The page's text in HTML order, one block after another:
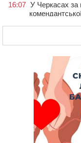
16:07 У Черкасах за
15:12 На
На Черкащині
під охорону
У Смілі біля
загинула жінка
У Черкасах
Не вистачає
потрібно знати
У Черкасах